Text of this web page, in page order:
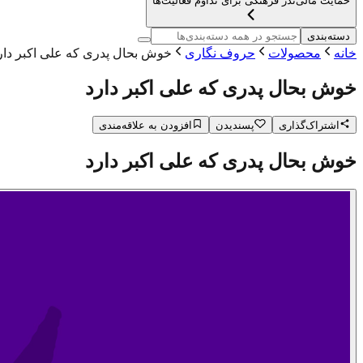
دسته‌بندی
خانه محصولات حروف نگاری خوش بحال پدری که علی اکبر
خوش بحال پدری که علی اکبر دارد
اشتراک‌گذاری پسندیدن افزودن به علاقه‌مندی
خوش بحال پدری که علی اکبر دارد